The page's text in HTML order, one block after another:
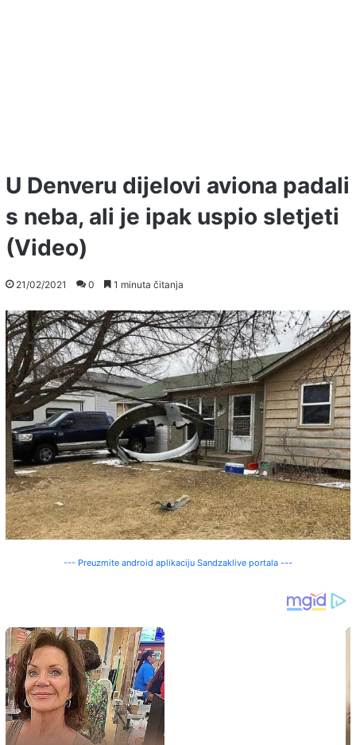
U Denveru dijelovi aviona padali
s neba, ali je ipak uspio sletjeti
(Video)
21/02/2021 0 1 minuta čitanja
--- Preuzmite android aplikaciju Sandzaklive portala ---